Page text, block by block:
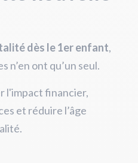
dès le 1er enfant,
n’en ont qu’un seul.
l'impact financier,
et réduire l’âge